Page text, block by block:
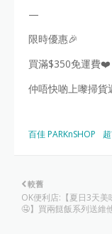
—
限時優惠🎉
買滿$350免運費❤️
仲唔快啲上嚟掃貨
百佳 PARKnSHOP
較舊
OK便利店:【夏日3天美
🤤】買兩餸飯系列送維